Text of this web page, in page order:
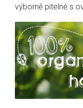
výborně pitelné s